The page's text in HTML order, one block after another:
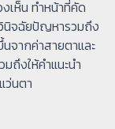
เห็น ทำหน้าที่คัด
นิจฉัยปัญหารวมถึง
จากค่าสายตาและ
ถึงให้คำแนะนำ
ว่นตา